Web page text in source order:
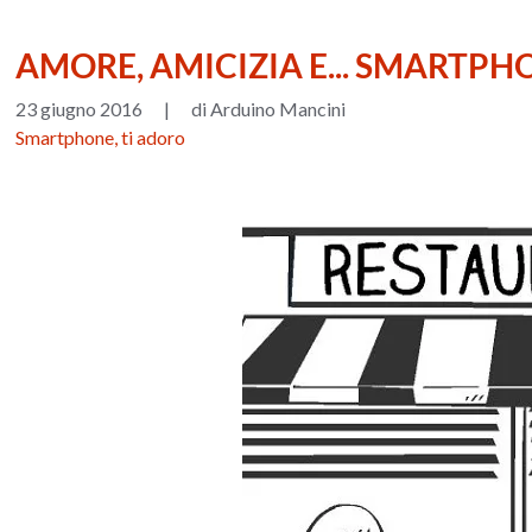
AMORE, AMICIZIA E...
23 giugno 2016 |
di Arduino Mancini
Smartphone, ti adoro